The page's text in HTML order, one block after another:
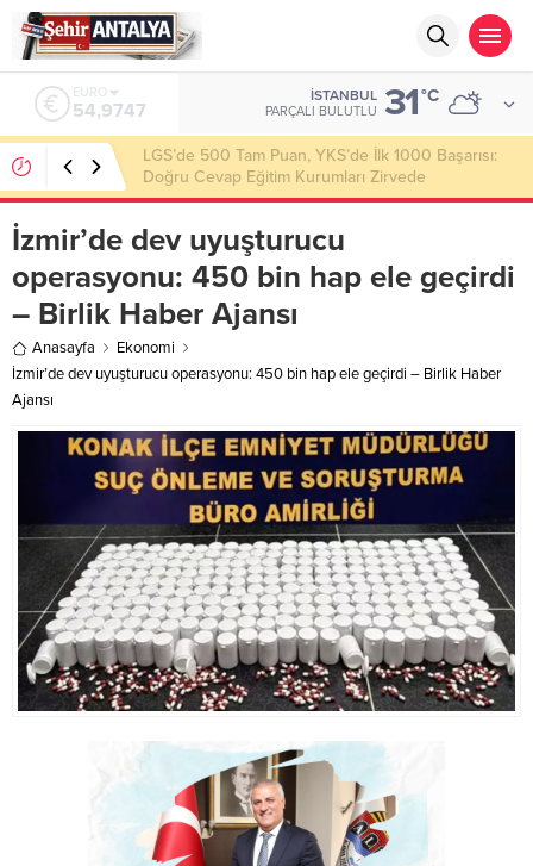
ALTIN
6.499,25
İSTANBUL
PARÇALI BULUTLU 31°C
Latif Albayrak’tan Bursa Erzurum Dernekleri
Federasyonu İçin 25 Maddelik Büyük Vizyon
İzmir’de dev uyuşturucu
operasyonu: 450 bin hap ele geçirdi
– Birlik Haber Ajansı
Anasayfa
Ekonomi
İzmir’de dev uyuşturucu operasyonu: 450 bin hap ele geçirdi – Birlik Haber
Ajansı